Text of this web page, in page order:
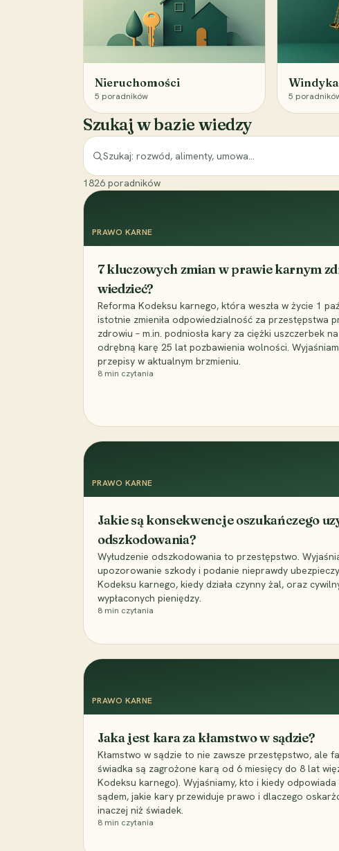
Nieruchomości
5 poradników 5
Szukaj w bazie wiedzy
1826 poradników
PRAWO KARNE
7 kluczowych zmian w prawie karnym
wiedzieć?
Reforma Kodeksu karnego, która weszła w życie 1
istotnie zmieniła odpowiedzialność za przestępstwa
zdrowiu – m.in. podniosła kary za ciężki uszczerbek
odrębną karę 25 lat pozbawienia wolności.
przepisy w aktualnym brzmieniu.
8 min czytania
PRAWO KARNE
Jakie są konsekwencje oszukańczego
odszkodowania?
Wyłudzenie odszkodowania to przestępstwo.
upozorowanie szkody i podanie nieprawdy
Kodeksu karnego, kiedy działa czynny żal, oraz
wypłaconych pieniędzy.
8 min czytania
PRAWO KARNE
Jaka jest kara za kłamstwo w sądzie?
Kłamstwo w sądzie to nie zawsze przestępstwo, ale
świadka są zagrożone karą od 6 miesięcy do 8 lat
Kodeksu karnego). Wyjaśniamy, kto i kiedy odpowiada
sądem, jakie kary przewiduje prawo i dlaczego
inaczej niż świadek.
8 min czytania